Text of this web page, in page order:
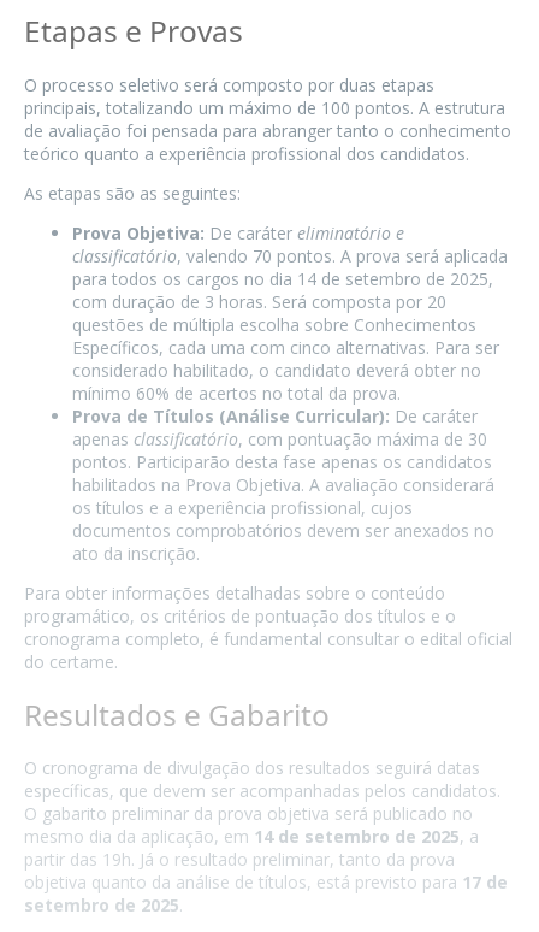
Etapas e Provas
O processo seletivo será composto por duas etapas
principais, totalizando um máximo de 100 pontos. A estrutura
de avaliação foi pensada para abranger tanto o conhecimento
teórico quanto a experiência profissional dos candidatos.
As etapas são as seguintes:
Prova Objetiva: De caráter eliminatório e
classificatório, valendo 70 pontos. A prova será aplicada
para todos os cargos no dia 14 de setembro de 2025,
com duração de 3 horas. Será composta por 20
questões de múltipla escolha sobre Conhecimentos
Específicos, cada uma com cinco alternativas. Para ser
considerado habilitado, o candidato deverá obter no
mínimo 60% de acertos no total da prova.
Prova de Títulos (Análise Curricular): De caráter
apenas classificatório, com pontuação máxima de 30
pontos. Participarão desta fase apenas os candidatos
habilitados na Prova Objetiva. A avaliação considerará
os títulos e a experiência profissional, cujos
documentos comprobatórios devem ser anexados no
ato da inscrição.
Para obter informações detalhadas sobre o conteúdo
programático, os critérios de pontuação dos títulos e o
cronograma completo, é fundamental consultar o edital oficial
do certame.
Resultados e Gabarito
O cronograma de divulgação dos resultados seguirá datas
específicas, que devem ser acompanhadas pelos candidatos.
O gabarito preliminar da prova objetiva será publicado no
mesmo dia da aplicação, em 14 de setembro de 2025, a
partir das 19h. Já o resultado preliminar, tanto da prova
objetiva quanto da análise de títulos, está previsto para 17 de
setembro de 2025.